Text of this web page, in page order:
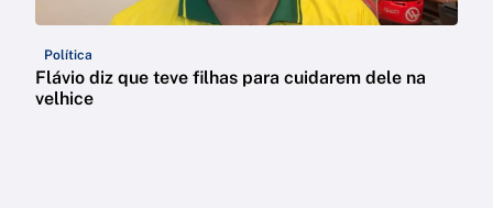
Política
Flávio diz que teve filhas para cuidarem dele na
velhice